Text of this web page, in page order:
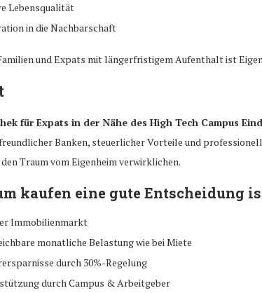
Lebensqualität
in die Nachbarschaft
und Expats mit längerfristigem Aufenthalt ist
für Expats in der Nähe des High Tech Campus
Banken, steuerlicher Vorteile und
Traum vom Eigenheim verwirklichen.
kaufen eine gute Entscheidung
Immobilienmarkt
monatliche Belastung wie bei Miete
durch 30%-Regelung
durch Campus & Arbeitgeber